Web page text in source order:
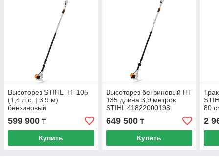
Высоторез STIHL HT 105
(1,4 л.с. | 3,9 м)
бензиновый
599 900 ₸
Купить
Высоторез бензиновый HT
135 длина 3,9 метров
STIHL 41822000198
649 500₸
Купить
80
2